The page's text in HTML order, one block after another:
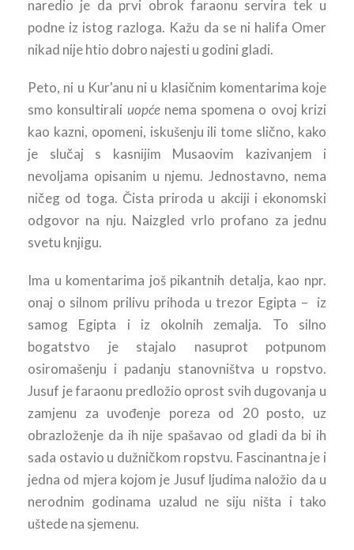
naredio je da prvi obrok faraonu servira tek u
podne iz istog razloga. Kažu da se ni halifa Omer
nikad nije htio dobro najesti u godini gladi.
Peto, ni u Kur'anu ni u klasičnim komentarima koje
smo konsultirali uopćenema spomena o ovoj krizi
kao kazni, opomeni, iskušenju ili tome slično, kako
je slučaj s kasnijim Musaovim kazivanjem i
nevoljama opisanim u njemu. Jednostavno, nema
ničeg od toga. Čista priroda u akciji i ekonomski
odgovor na nju. Naizgled vrlo profano za jednu
svetu knjigu.
Ima u komentarima još pikantnih detalja, kao npr.
onaj o silnom prilivu prihoda u trezor Egipta – iz
samog Egipta i iz okolnih zemalja. To silno
bogatstvo je stajalo nasuprot potpunom
osiromašenju i padanju stanovništva u ropstvo.
Jusuf je faraonu predložio oprost svih dugovanja u
zamjenu za uvođenje poreza od 20 posto, uz
obrazloženje da ih nije spašavao od gladi da bi ih
sada ostavio u dužničkom ropstvu. Fascinantna je i
jedna od mjera kojom je Jusuf ljudima naložio da u
nerodnim godinama uzalud ne siju ništa i tako
uštede na sjemenu.